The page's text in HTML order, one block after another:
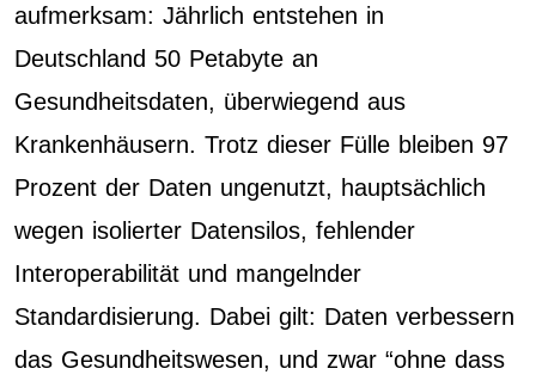
aufmerksam: Jährlich entstehen in
Deutschland 50 Petabyte an
Gesundheitsdaten, überwiegend aus
Krankenhäusern. Trotz dieser Fülle bleiben 97
Prozent der Daten ungenutzt, hauptsächlich
wegen isolierter Datensilos, fehlender
Interoperabilität und mangelnder
Standardisierung. Dabei gilt: Daten verbessern
das Gesundheitswesen, und zwar “ohne dass